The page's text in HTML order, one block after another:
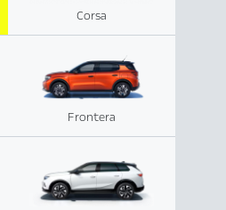
Corsa
Frontera